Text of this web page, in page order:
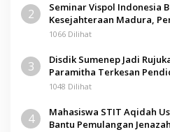
2
Seminar Vispol Indonesia
Kesejahteraan Madura,
Kunci
1066 Dilihat
3
Disdik Sumenep Jadi
Paramitha Terkesan
1048 Dilihat
4
Mahasiswa STIT Aqidah
Bantu Pemulangan